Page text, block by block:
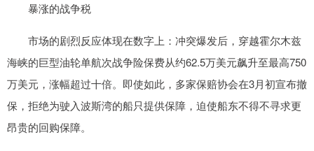
暴涨的战争税
市场的剧烈反应体现在数字上：冲突爆发后，穿越霍尔木兹
海峡的巨型油轮单航次战争险保费从约62.5万美元飙升至最高750
万美元，涨幅超过十倍。即使如此，多家保赔协会在3月初宣布撤
保，拒绝为驶入波斯湾的船只提供保障，迫使船东不得不寻求更
昂贵的回购保障。